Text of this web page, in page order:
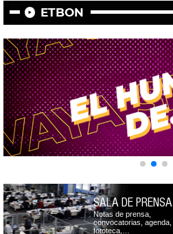
ETBON
SALA DE PRENSA
Notas de prensa,
convocatorias, agenda,
fototeca,…